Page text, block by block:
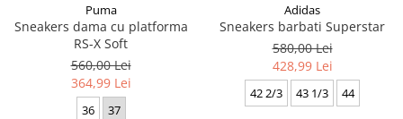
Puma
Sneakers dama cu platforma
RS-X Soft
560,00 Lei
364,99 Lei
36 37
Adidas
Sneakers barbati Superstar
580,00 Lei
428,99 Lei
42 2/3 43 1/3 44